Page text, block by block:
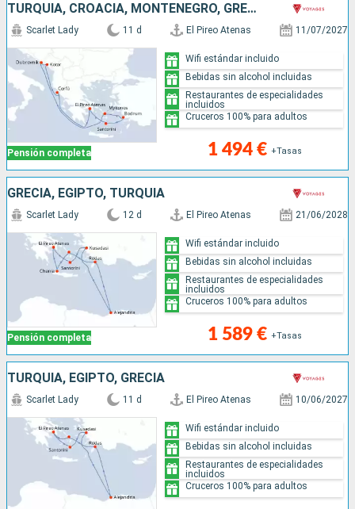
TURQUÍA, CROACIA, MONTENEGRO, GRECIA
Pensión completa
Scarlet Lady 11 d El Pireo Atenas 11/07/2027
1 494 € +Tasas
Wifi estándar incluido
Bebidas sin alcohol incluidas
Restaurantes de especialidades
incluidos
Cruceros 100% para adultos
GRECIA, EGIPTO, TURQUÍA
Pensión completa
Scarlet Lady 12 d El Pireo Atenas 21/06/2028
1 589 € +Tasas
Wifi estándar incluido
Bebidas sin alcohol incluidas
Restaurantes de especialidades
incluidos
Cruceros 100% para adultos
TURQUÍA, EGIPTO, GRECIA
Scarlet Lady 11 d El Pireo Atenas 10/06/2027
Wifi estándar incluido
Bebidas sin alcohol incluidas
Restaurantes de especialidades
incluidos
Cruceros 100% para adultos